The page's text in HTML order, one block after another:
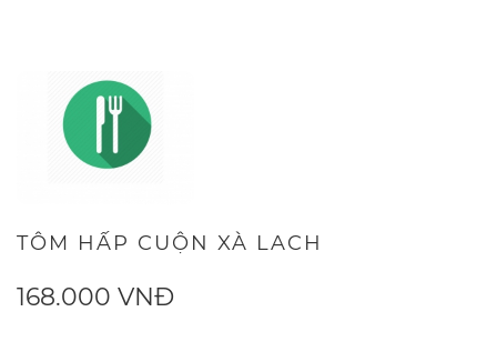
TÔM HẤP CUỘN XÀ LACH
168.000 VNĐ